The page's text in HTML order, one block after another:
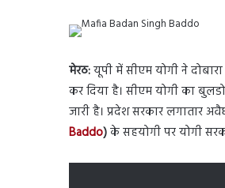
मेरठ:यूपी में सीएम योगी ने
कर दिया है। सीएम योगी का
जारी है। प्रदेश सरकार लगातार
Baddo)के सहयोगी पर योगी